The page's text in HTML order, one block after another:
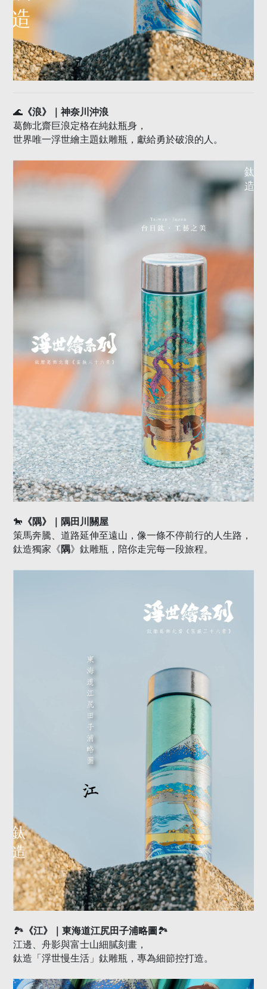
🌊 《浪》｜神奈川沖浪
葛飾北齋巨浪定格在純鈦瓶身，
世界唯一浮世繪主題鈦雕瓶，獻給勇於破浪的人。
🐎 《隅》｜隅田川關屋
策馬奔騰、道路延伸至遠山，像一條不停前行的人生路，
鈦造獨家《隅》鈦雕瓶，陪你走完每一段旅程。
🏞️ 《江》｜東海道江尻田子浦略圖 🏞️
江邊、舟影與富士山細膩刻畫，
鈦造「浮世慢生活」鈦雕瓶，專為細節控打造。